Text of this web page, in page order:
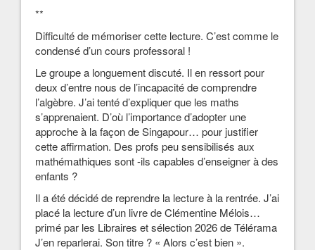
**
Difficulté de mémoriser cette lecture. C’est comme le
condensé d’un cours professoral !
Le groupe a longuement discuté. Il en ressort pour
deux d’entre nous de l’incapacité de comprendre
l’algèbre. J’ai tenté d’expliquer que les maths
s’apprenaient. D’où l’importance d’adopter une
approche à la façon de Singapour… pour justifier
cette affirmation. Des profs peu sensibilisés aux
mathémathiques sont -ils capables d’enseigner à des
enfants ?
Il a été décidé de reprendre la lecture à la rentrée. J’ai
placé la lecture d’un livre de Clémentine Mélois…
primé par les Libraires et sélection 2026 de Télérama
J’en reparlerai. Son titre ? « Alors c’est bien ».